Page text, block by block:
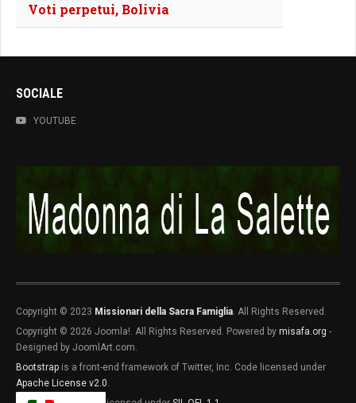
Voti perpetui, Bolivia
SOCIALE
YOUTUBE
Copyright © 2023 Missionari della Sacra Famiglia. All Rights Reserved.
Copyright © 2026 Joomla!. All Rights Reserved. Powered by misafa.org -
Designed by JoomlArt.com.
Bootstrap is a front-end framework of Twitter, Inc. Code licensed under
Apache License v2.0.